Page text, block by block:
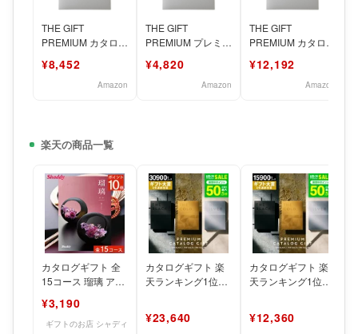
THE GIFT
PREMIUM カタログ
祝い ギフト プレ
¥8,452
Amazon
THE GIFT
PREMIUM プレミア
（S-EOコース）5
¥4,820
Amazon
THE GIFT
PREMIUM カタログ
祝い ギフト プレ
¥12,192
Amazon
楽天の商品一覧
カタログギフト 全
15コース 瑠璃 アズ
グ 香典返し 返礼品
¥3,190
ギフトのお店 シャディ
カタログギフト 楽
天ランキング1位
ムカ
¥23,640
カタログギフト 楽
天ランキング1位
ミア
¥12,360